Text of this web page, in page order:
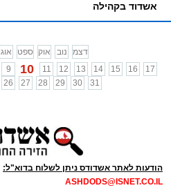
אשדוד בקהילה
אוג ספט אוק נוב
דצמ
9 10 11 12 13 14 15 16
17
26 27 28 29 30 31
הודעות לאתר אשדודס ניתן לשלוח בדוא"ל:
ASHDODS@ISNET.CO.IL